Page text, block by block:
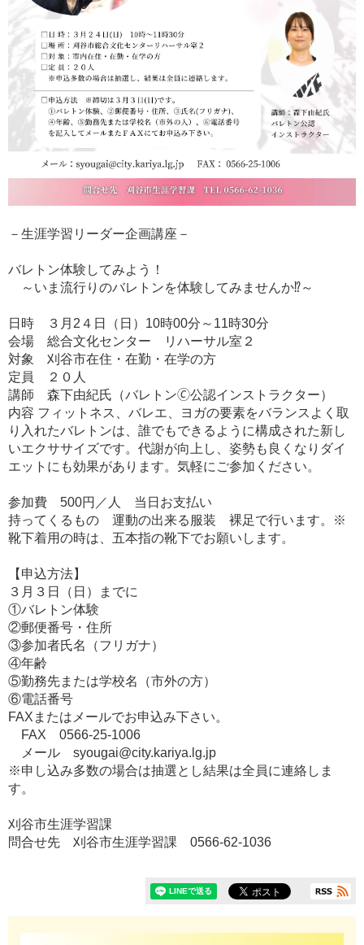
－生涯学習リーダー企画講座－
バレトン体験してみよう！
～いま流行りのバレトンを体験してみませんか⁉～
日時 ３月2４日（日）10時00分～11時30分
会場 総合文化センター リハーサル室２
対象 刈谷市在住・在勤・在学の方
定員 ２０人
講師 森下由紀氏（バレトン🄫公認インストラクター）
内容 フィットネス、バレエ、ヨガの要素をバランスよく取
り入れたバレトンは、誰でもできるように構成された新し
いエクササイズです。代謝が向上し、姿勢も良くなりダイ
エットにも効果があります。気軽にご参加ください。
参加費 500円／人 当日お支払い
持ってくるもの 運動の出来る服装 裸足で行います。※
靴下着用の時は、五本指の靴下でお願いします。
【申込方法】
３月３日（日）までに
①バレトン体験
②郵便番号・住所
③参加者氏名（フリガナ）
④年齢
⑤勤務先または学校名（市外の方）
⑥電話番号
FAXまたはメールでお申込み下さい。
FAX 0566-25-1006
メール syougai@city.kariya.lg.jp
※申し込み多数の場合は抽選とし結果は全員に連絡しま
す。
刈谷市生涯学習課
問合せ先 刈谷市生涯学習課 0566-62-1036